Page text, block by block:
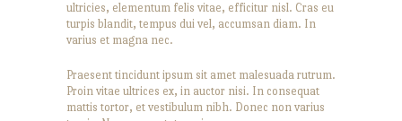
ultricies, elementum felis vitae, efficitur nisl. Cras eu
turpis blandit, tempus dui vel, accumsan diam. In
varius et magna nec.
Praesent tincidunt ipsum sit amet malesuada rutrum.
Proin vitae ultrices ex, in auctor nisi. In consequat
mattis tortor, et vestibulum nibh. Donec non varius